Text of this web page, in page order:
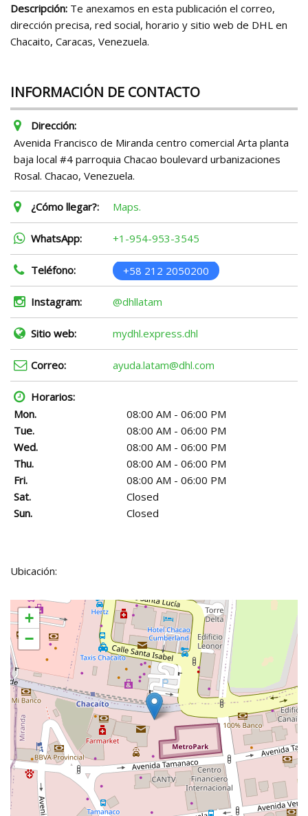
Descripción: Te anexamos en esta publicación el correo,
dirección precisa, red social, horario y sitio web de DHL en
Chacaito, Caracas, Venezuela.
INFORMACIÓN DE CONTACTO
Dirección:
Avenida Francisco de Miranda centro comercial Arta planta
baja local #4 parroquia Chacao boulevard urbanizaciones
Rosal. Chacao, Venezuela.
¿Cómo llegar?: Maps.
WhatsApp: +1-954-953-3545
Teléfono: +58 212 2050200
Instagram: @dhllatam
Sitio web: mydhl.express.dhl
Correo: ayuda.latam@dhl.com
Horarios:
Mon.
08:00 AM - 06:00 PM
Tue.
08:00 AM - 06:00 PM
Wed.
08:00 AM - 06:00 PM
Thu.
08:00 AM - 06:00 PM
Fri.
08:00 AM - 06:00 PM
Sat.
Closed
Sun.
Closed
Ubicación:
+
−